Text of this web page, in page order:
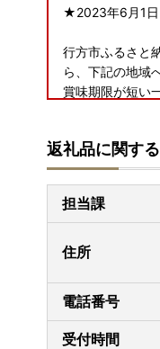
★2023年6月1日
行方市ふるさと
ら、下記の地域
賞味期限が短い
・島根県（松江
愛媛県、高知県
■書類の送付に
します。
※お申し込み状
■寄附金税額控
提出期限は、寄
返礼品に関す
担当課
住所
電話番号
受付時間